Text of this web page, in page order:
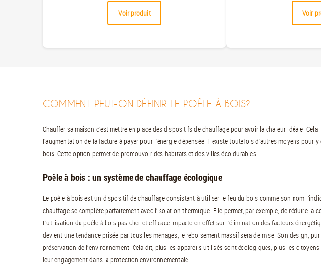
Voir produit Voir
COMMENT PEUT-ON DÉFINIR LE POÊLE À BOIS?
Chauffer sa maison c’est mettre en place des dispositifs de chauffage pour avoir la chaleur idéale.
l’augmentation de la facture à payer pour l’énergie dépensée. Il existe toutefois d’autres moyens pour
bois. Cette option permet de promouvoir des habitats et des villes éco-durables.
Poêle à bois : un système de chauffage écologique
Le poêle à bois est un dispositif de chauffage consistant à utiliser le feu du bois comme son nom
chauffage se complète parfaitement avec l’isolation thermique. Elle permet, par exemple, de réduire la
L’utilisation du poêle à bois pas cher et efficace impacte en effet sur l’élimination des facteurs
devient une tendance prisée par tous les ménages, le reboisement massif sera de mise. Son design,
préservation de l’environnement. Cela dit, plus les appareils utilisés sont écologiques, plus les
leur engagement dans la protection environnementale.